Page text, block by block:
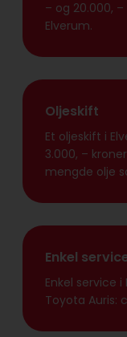
– og 20.000,
Elverum.
Oljeskift
Et oljeskift i
3.000, –
mengde olje
Enkel
Enkel service
Toyota Auris: